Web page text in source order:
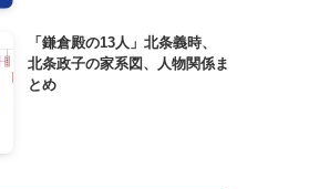
「鎌倉殿の13人」北条義時、
北条政子の家系図、人物関係ま
とめ